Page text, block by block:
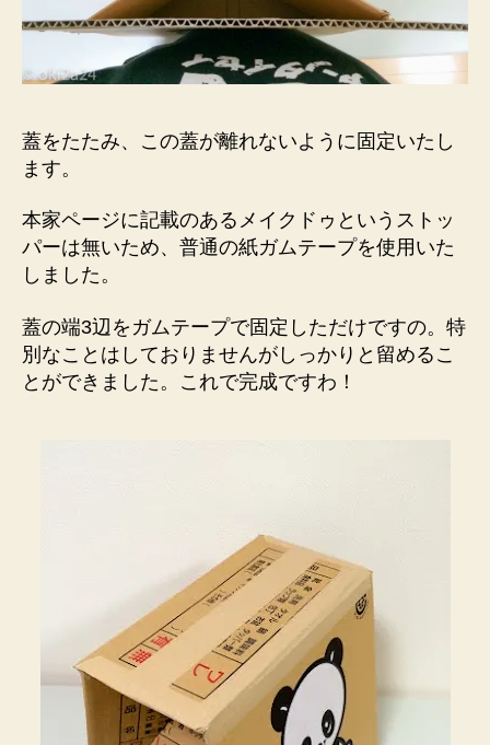
蓋をたたみ、この蓋が離れないように固定いたし
ます。
本家ページに記載のあるメイクドゥというストッ
パーは無いため、普通の紙ガムテープを使用いた
しました。
蓋の端3辺をガムテープで固定しただけですの。特
別なことはしておりませんがしっかりと留めるこ
とができました。これで完成ですわ！